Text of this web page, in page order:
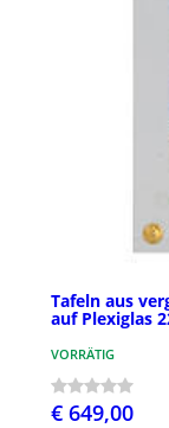
Tafeln aus
auf Plexiglas
VORRÄTIG
€ 649,00